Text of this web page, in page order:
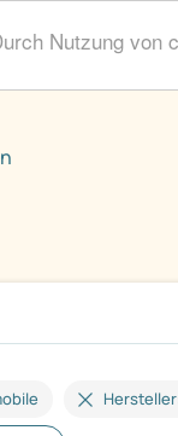
Nutzung